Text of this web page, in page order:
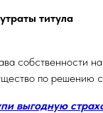
титула
собственности
по решению
выгодную